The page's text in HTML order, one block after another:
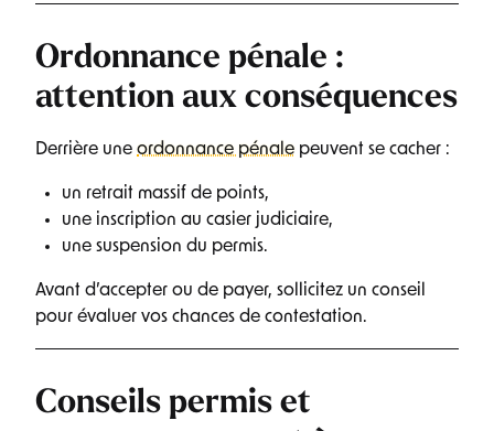
Ordonnance pénale :
attention aux conséquences
Derrière une ordonnance pénale peuvent se cacher :
un retrait massif de points,
une inscription au casier judiciaire,
une suspension du permis.
Avant d’accepter ou de payer, sollicitez un conseil
pour évaluer vos chances de contestation.
Conseils permis et